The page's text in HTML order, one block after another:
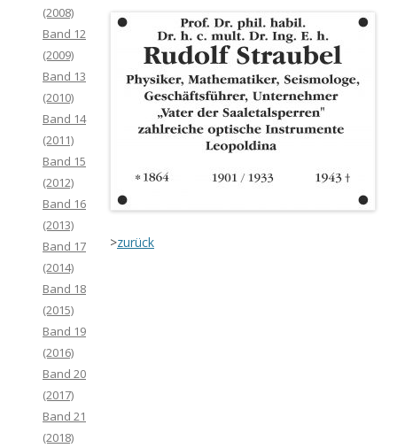
>zurück
(2008)
Band 12
(2009)
Band 13
(2010)
Band 14
(2011)
Band 15
(2012)
Band 16
(2013)
Band 17
(2014)
Band 18
(2015)
Band 19
(2016)
Band 20
(2017)
Band 21
(2018)